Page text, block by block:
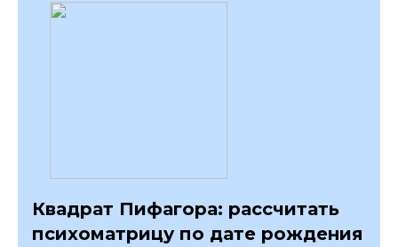
Квадрат Пифагора: рассчитать
психоматрицу по дате рождения